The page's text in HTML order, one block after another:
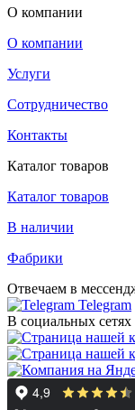
О компании
О компании
Услуги
Сотрудничество
Контакты
Каталог товаров
Каталог товаров
В наличии
Фабрики
Отвечаем в
Telegram
В социальных сетях